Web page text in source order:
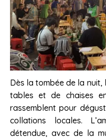
Dès la tombée de la
tables et de chaises
rassemblent pour
collations locales.
détendue, avec de la